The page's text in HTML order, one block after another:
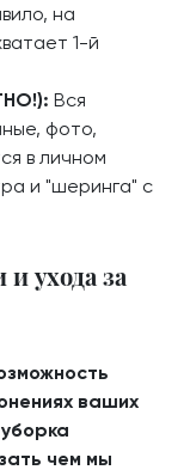
на
1-й
Вся
фото,
в личном
и "шеринга" с
ухода за
ваших
чем мы